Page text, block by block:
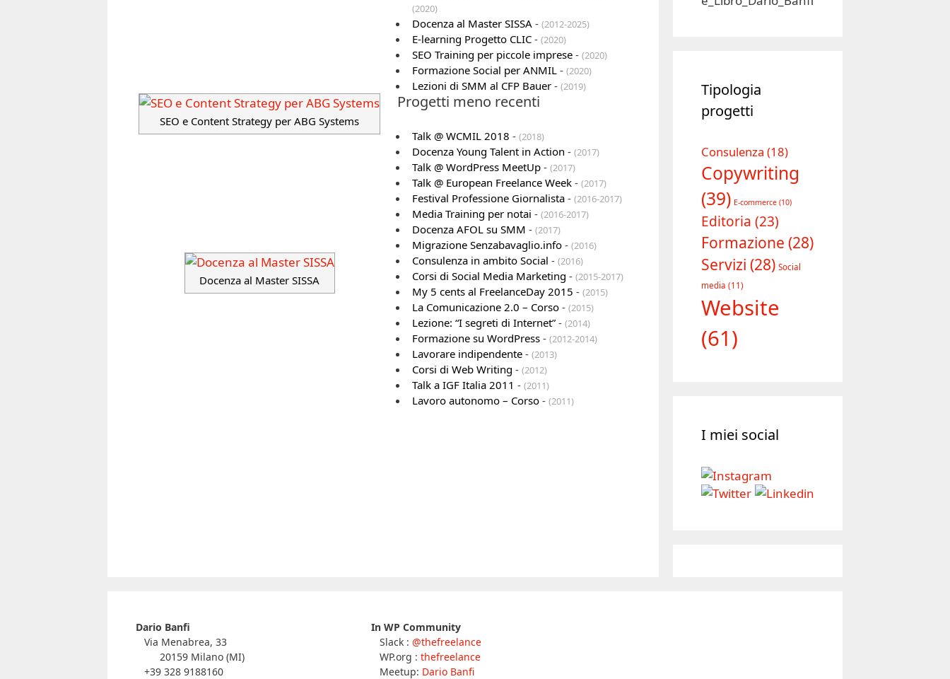
(2020)
Docenza al Master SISSA - (2012-2025)
E-learning Progetto CLIC - (2020)
SEO Training per piccole imprese - (2020)
Formazione Social per ANMIL - (2020)
Lezioni di SMM al CFP Bauer - (2019)
SEO e Content Strategy per ABG Systems
Progetti meno recenti
Talk @ WCMIL 2018 - (2018)
Docenza Young Talent in Action - (2017)
Talk @ WordPress MeetUp - (2017)
Talk @ European Freelance Week - (2017)
Festival Professione Giornalista - (2016-2017)
Media Training per notai - (2016-2017)
Docenza AFOL su SMM - (2017)
Migrazione Senzabavaglio.info - (2016)
Docenza al Master SISSA
Consulenza in ambito Social - (2016)
Corsi di Social Media Marketing - (2015-2017)
My 5 cents al FreelanceDay 2015 - (2015)
La Comunicazione 2.0 – Corso - (2015)
Lezione: “I segreti di Internet” - (2014)
Formazione su WordPress - (2012-2014)
Lavorare indipendente - (2013)
Corsi di Web Writing - (2012)
Talk a IGF Italia 2011 - (2011)
Lavoro autonomo – Corso - (2011)
Tipologia
progetti
Consulenza (18)
Copywriting
(39) E-commerce (10)
Editoria (23)
Formazione (28)
Servizi (28) Social
media (11)
Website
(61)
I miei social
Dario Banfi
Via Menabrea, 33
20159 Milano (MI)
+39 328 9188160
In WP Community
Slack :@thefreelance
WP.org :thefreelance
Meetup: Dario Banfi